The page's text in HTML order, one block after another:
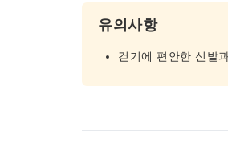
유의사항
걷기에 편안한 신발